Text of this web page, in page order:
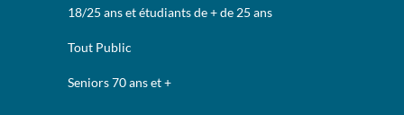
18/25 ans et étudiants de + de 25 ans
Tout Public
Seniors 70 ans et +